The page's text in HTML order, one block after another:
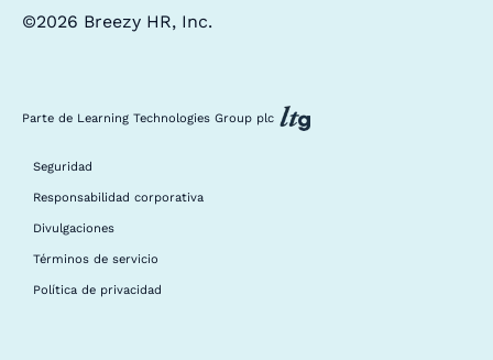
©2026 Breezy HR, Inc.
Parte de Learning Technologies Group plc
Seguridad
Responsabilidad corporativa
Divulgaciones
Términos de servicio
Política de privacidad